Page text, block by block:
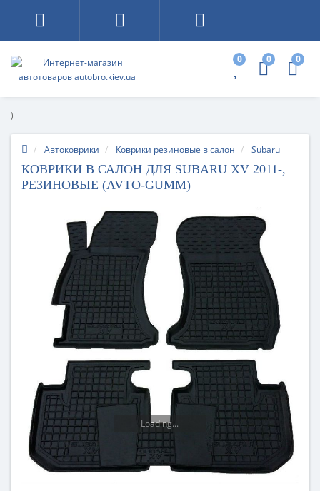
0 0 0
)
Автоковрики Коврики резиновые в салон Subaru
КОВРИКИ В САЛОН ДЛЯ SUBARU XV 2011-,
РЕЗИНОВЫЕ (AVTO-GUMM)
Loading...